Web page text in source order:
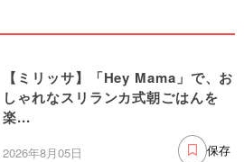
【ミリッサ】「Hey Mama」で、お
しゃれなスリランカ式朝ごはんを
楽...
2026年8月05日 保存